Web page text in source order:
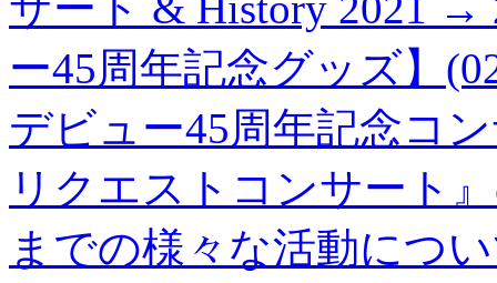
ー45周年記念グッズ】
デビュー45周年記念コ
リクエストコンサート
までの様々な活動につ